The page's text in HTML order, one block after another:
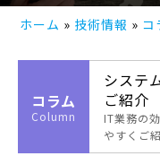
ホーム 技術情報 コ
コラム
Column
システ
ご紹介
IT業務の
やすくご